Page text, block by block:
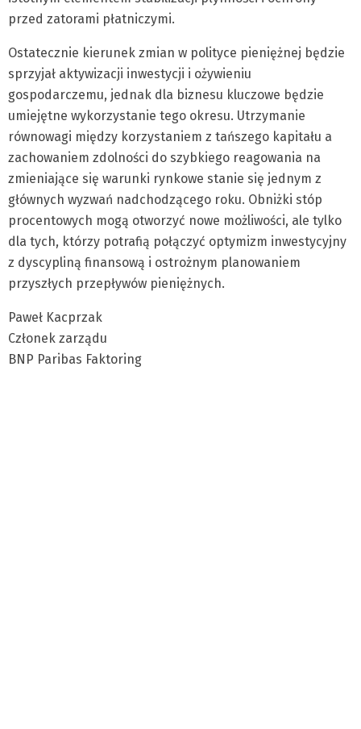
przed zatorami płatniczymi.
Ostatecznie kierunek zmian w polityce pieniężnej będzie
sprzyjał aktywizacji inwestycji i ożywieniu
gospodarczemu, jednak dla biznesu kluczowe będzie
umiejętne wykorzystanie tego okresu. Utrzymanie
równowagi między korzystaniem z tańszego kapitału a
zachowaniem zdolności do szybkiego reagowania na
zmieniające się warunki rynkowe stanie się jednym z
głównych wyzwań nadchodzącego roku. Obniżki stóp
procentowych mogą otworzyć nowe możliwości, ale tylko
dla tych, którzy potrafią połączyć optymizm inwestycyjny
z dyscypliną finansową i ostrożnym planowaniem
przyszłych przepływów pieniężnych.
Paweł Kacprzak
Członek zarządu
BNP Paribas Faktoring